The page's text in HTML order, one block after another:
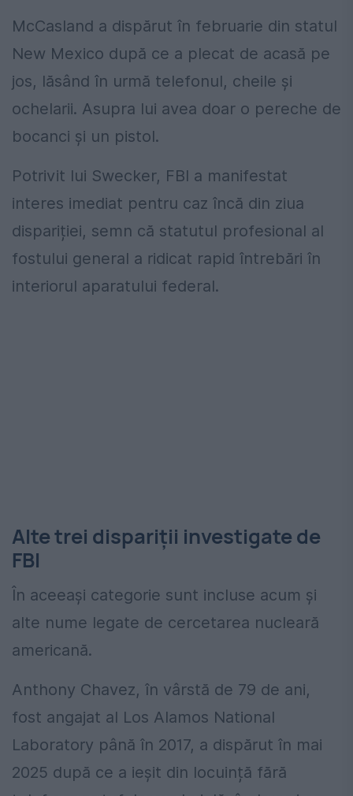
McCasland a dispărut în februarie din statul
New Mexico după ce a plecat de acasă pe
jos, lăsând în urmă telefonul, cheile și
ochelarii. Asupra lui avea doar o pereche de
bocanci și un pistol.
Potrivit lui Swecker, FBI a manifestat
interes imediat pentru caz încă din ziua
dispariției, semn că statutul profesional al
fostului general a ridicat rapid întrebări în
interiorul aparatului federal.
Alte trei dispariții investigate de
FBI
În aceeași categorie sunt incluse acum și
alte nume legate de cercetarea nucleară
americană.
Anthony Chavez, în vârstă de 79 de ani,
fost angajat al Los Alamos National
Laboratory până în 2017, a dispărut în mai
2025 după ce a ieșit din locuință fără